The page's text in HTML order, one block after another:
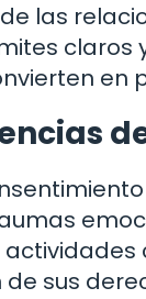
las
claros
en
de sus